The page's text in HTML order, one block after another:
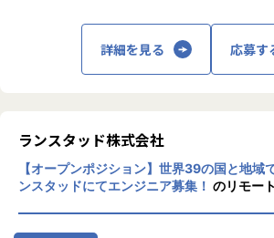
リアについて悩みや不安を相談できます。
【業務の変更の範囲】
い、同じ現場に長く居たい…という希望も受
での満足度も高く、自己成長に向けてひた
もちろん、契約単価が全てではなく、社内で
らの評価、資格取得など数字以外の評価も
す。
私たちが、エンジニアの希望を尊重する理
詳細を見る 応募す
ランスタッド株式会社
【オープンポジション】世界39の国と地域
ンスタッドにてエンジニア募集！ のリモー